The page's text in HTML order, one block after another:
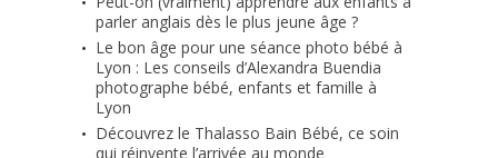
parler anglais dès le plus jeune âge ?
Le bon âge pour une séance photo bébé à
Lyon : Les conseils d’Alexandra Buendia
photographe bébé, enfants et famille à
Lyon
Découvrez le Thalasso Bain Bébé, ce soin
qui réinvente l’arrivée au monde